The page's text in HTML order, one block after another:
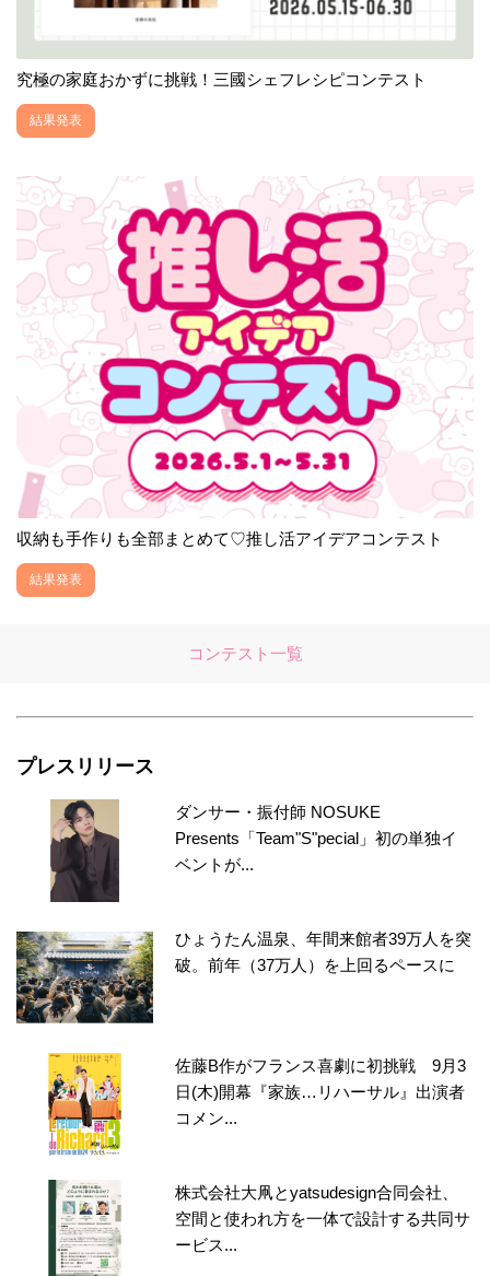
究極の家庭おかずに挑戦！三國シェフレシピコンテスト
結果発表
収納も手作りも全部まとめて♡推し活アイデアコンテスト
結果発表
コンテスト一覧
プレスリリース
ダンサー・振付師 NOSUKE
Presents「Team"S"pecial」初の単独イ
ベントが...
ひょうたん温泉、年間来館者39万人を突
破。前年（37万人）を上回るペースに
佐藤B作がフランス喜劇に初挑戦 9月3
日(木)開幕『家族…リハーサル』出演者
コメン...
株式会社大凧とyatsudesign合同会社、
空間と使われ方を一体で設計する共同サ
ービス...